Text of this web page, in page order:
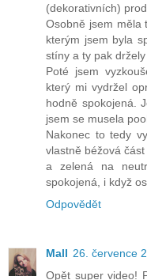
(dekorativních)
Osobně jsem měla
kterým jsem byla
stíny a ty pak držely
Poté jsem
který mi vydržel
hodně spokojená.
jsem se musela
Nakonec to tedy
vlastně béžová
a zelená na
spokojená, i když
Odpovědět
Mall 26. července
Opět super video!